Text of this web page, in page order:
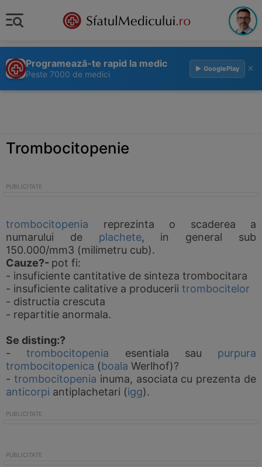
Programează-te rapid la medic
Peste 7000 de medici
▶ GooglePlay ×
Trombocitopenie
trombocitopenia reprezinta o scaderea a
numarului de plachete, in general sub
150.000/mm3 (milimetru cub).
Cauze?- pot fi:
- insuficiente cantitative de sinteza trombocitara
- insuficiente calitative a producerii trombocitelor
- distructia crescuta
- repartitie anormala.
Se disting:?
-trombocitopenia esentiala sau purpura
trombocitopenica (boala Werlhof)?
- trombocitopenia inuma, asociata cu prezenta de
anticorpi antiplachetari (igg).